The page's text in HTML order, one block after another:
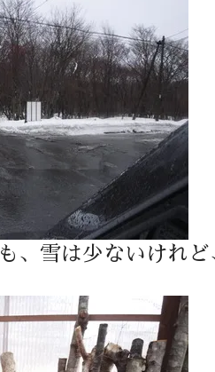
、雪は少ないけれど